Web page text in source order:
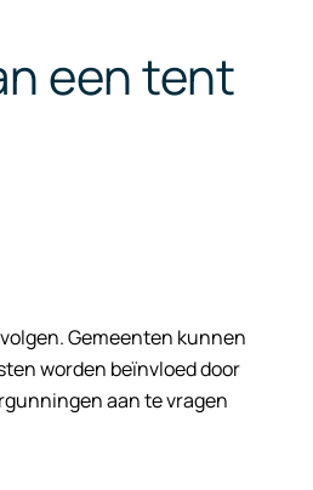
een tent
Gemeenten kunnen
worden beïnvloed door
aan te vragen